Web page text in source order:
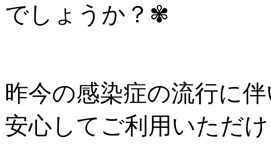
でしょうか？✾
昨今の感染症の流行に
安心してご利用いただ